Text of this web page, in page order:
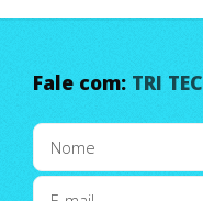
" Tudo posso
Fale com: TRI